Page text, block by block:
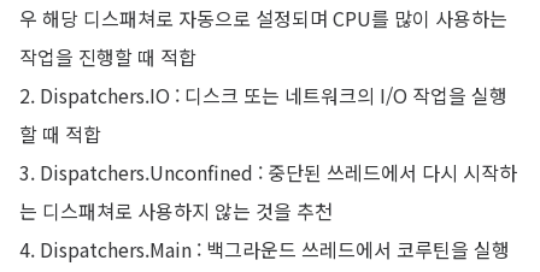
우 해당 디스패쳐로 자동으로 설정되며 CPU를 많이 사용하는
작업을 진행할 때 적합
2. Dispatchers.IO : 디스크 또는 네트워크의 I/O 작업을 실행
할 때 적합
3. Dispatchers.Unconfined : 중단된 쓰레드에서 다시 시작하
는 디스패쳐로 사용하지 않는 것을 추천
4. Dispatchers.Main : 백그라운드 쓰레드에서 코루틴을 실행